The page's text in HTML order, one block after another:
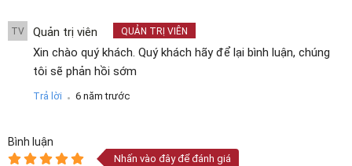
TV Quản trị viên QUẢN TRỊ VIÊN
Xin chào quý khách. Quý khách hãy để lại bình luận, chúng
tôi sẽ phản hồi sớm
Trả lời . 6 năm trước
Bình luận
Nhấn vào đây để đánh giá